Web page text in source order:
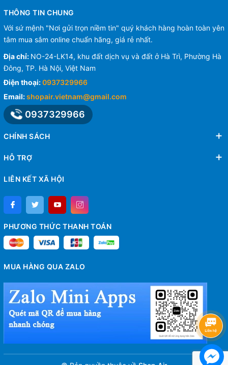
THÔNG TIN CHUNG
Với sứ mệnh "Nơi gửi trọn niềm tin" quý khách hàng hoàn toàn yên
tâm mua sắm online chuẩn hãng, giá rẻ nhất.
Địa chỉ: NO-24-LK14, khu đất dịch vụ và đất ở Hà Trì, Phường Hà
Đông, TP. Hà Nội, Việt Nam
Điện thoại:0937329966
Email:shopair.vietnam@gmail.com
0937329966
CHÍNH SÁCH
HỖ TRỢ
LIÊN KẾT XÃ HỘI
PHƯƠNG THỨC THANH TOÁN
MUA HÀNG QUA ZALO